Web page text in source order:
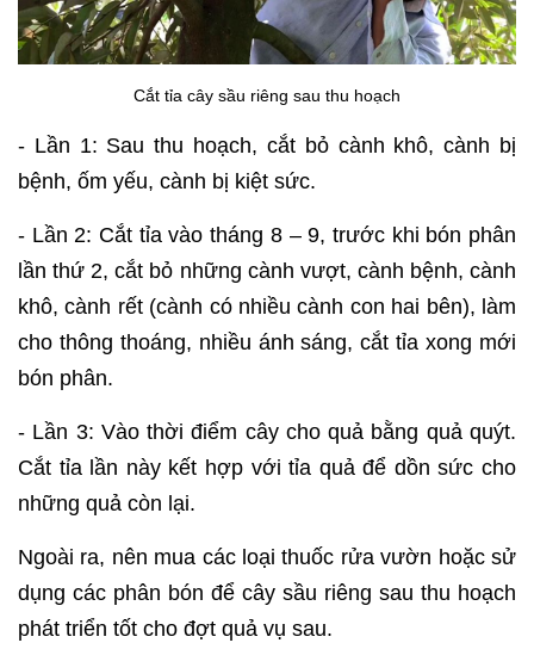
Cắt tỉa cây sầu riêng sau thu hoạch
- Lần 1: Sau thu hoạch, cắt bỏ cành khô, cành bị
bệnh, ốm yếu, cành bị kiệt sức.
- Lần 2: Cắt tỉa vào tháng 8 – 9, trước khi bón phân
lần thứ 2, cắt bỏ những cành vượt, cành bệnh, cành
khô, cành rết (cành có nhiều cành con hai bên), làm
cho thông thoáng, nhiều ánh sáng, cắt tỉa xong mới
bón phân.
- Lần 3: Vào thời điểm cây cho quả bằng quả quýt.
Cắt tỉa lần này kết hợp với tỉa quả để dồn sức cho
những quả còn lại.
Ngoài ra, nên mua các loại thuốc rửa vườn hoặc sử
dụng các phân bón để cây sầu riêng sau thu hoạch
phát triển tốt cho đợt quả vụ sau.